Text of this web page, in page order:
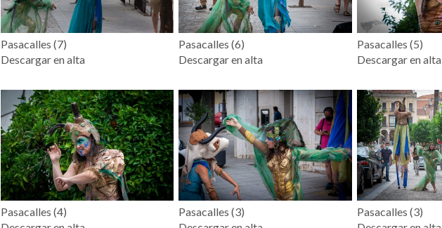
Pasacalles (7)
Descargar en alta
Pasacalles (6)
Descargar en alta
Pasacalles (5)
Descargar en alta
Pasacalles (4)
Pasacalles (3)
Pasacalles (3)